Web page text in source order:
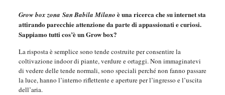
Grow box zona San Babila Milano è una ricerca che su internet sta
attirando parecchie attenzione da parte di appassionati e curiosi.
Sappiamo tutti cos’è un Grow box?
La risposta è semplice sono tende costruite per consentire la
coltivazione indoor di piante, verdure e ortaggi. Non immaginatevi
di vedere delle tende normali, sono speciali perché non fanno passare
la luce, hanno l’interno riflettente e aperture per l’ingresso e l’uscita
dell’aria.